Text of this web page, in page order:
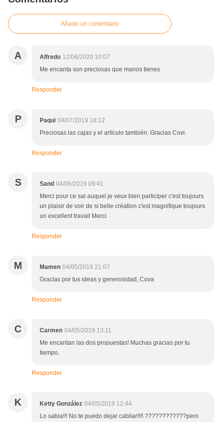
Añade un comentario
A Alfredo 12/06/2020 10:07
Me encanta son preciosas que manos tienes
Responder
P Paqui 04/07/2019 18:12
Preciosas las cajas y el artículo también. Gracias Covi.
Responder
S Sand 04/06/2019 09:41
Merci pour ce sal auquel je veux bien participer c'est toujours
un plaisir de voir de si belle création c'est magnifique toujours
un excellent travail Merci
Responder
M Mamen 04/05/2019 21:07
Gracias por tus ideas y generosidad, Cova
Responder
C Carmen 04/05/2019 13:11
Me encantan las dos propuestas! Muchas gracias por tu
tiempo.
Responder
K Ketty González 04/05/2019 12:44
Lo sabia!!! No te puedo dejar cabilar!!!!.????????????pero